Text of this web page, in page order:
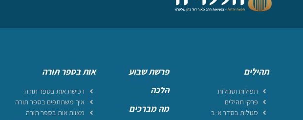
תהילים
תפילות וסגולות
פרקי תהילים
סגולות בסדר א-ב
פרשת שבוע
הלכה
מה מברכים
אות בספר תורה
רכישת אות בספר תורה
איך משתתפים בספר תורה
מצוות אות בספר תורה